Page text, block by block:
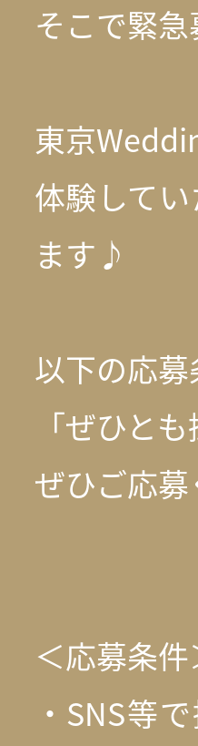
そこで緊急
東京
体験して
ます♪
以下の応
「ぜひと
ぜひご応
＜応募条件
・SNS等